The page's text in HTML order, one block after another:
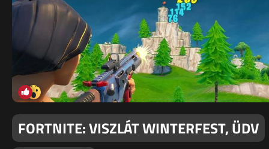
FORTNITE: VISZLÁT WINTERFEST, ÜDV